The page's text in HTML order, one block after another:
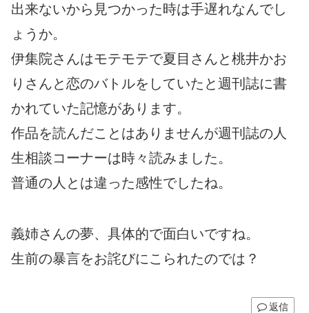
出来ないから見つかった時は手遅れなんでし
ょうか。
伊集院さんはモテモテで夏目さんと桃井かお
りさんと恋のバトルをしていたと週刊誌に書
かれていた記憶があります。
作品を読んだことはありませんが週刊誌の人
生相談コーナーは時々読みました。
普通の人とは違った感性でしたね。
義姉さんの夢、具体的で面白いですね。
生前の暴言をお詫びにこられたのでは？
返信